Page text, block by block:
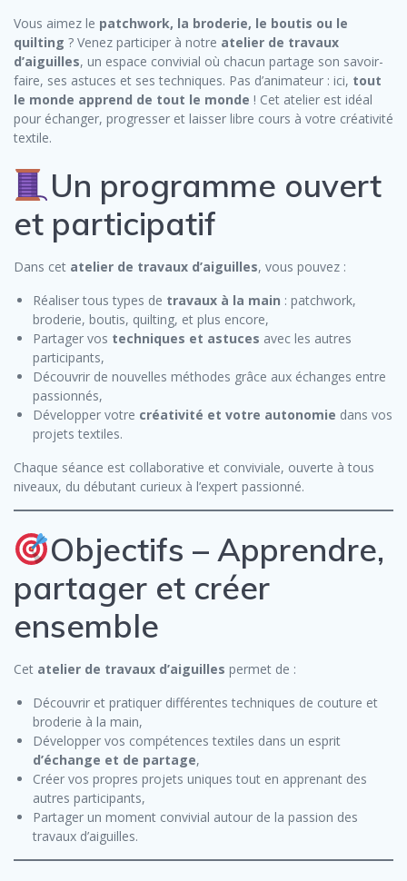
Vous aimez le patchwork, la broderie, le boutis ou le
quilting ? Venez participer à notre atelier de travaux
d’aiguilles, un espace convivial où chacun partage son savoir-
faire, ses astuces et ses techniques. Pas d’animateur : ici, tout
le monde apprend de tout le monde ! Cet atelier est idéal
pour échanger, progresser et laisser libre cours à votre créativité
textile.
Un programme ouvert
et participatif
Dans cet atelier de travaux d’aiguilles, vous pouvez :
Réaliser tous types de travaux à la main : patchwork,
broderie, boutis, quilting, et plus encore,
Partager vos techniques et astuces avec les autres
participants,
Découvrir de nouvelles méthodes grâce aux échanges entre
passionnés,
Développer votre créativité et votre autonomie dans vos
projets textiles.
Chaque séance est collaborative et conviviale, ouverte à tous
niveaux, du débutant curieux à l’expert passionné.
Objectifs – Apprendre,
partager et créer
ensemble
Cet atelier de travaux d’aiguilles permet de :
Découvrir et pratiquer différentes techniques de couture et
broderie à la main,
Développer vos compétences textiles dans un esprit
d’échange et de partage,
Créer vos propres projets uniques tout en apprenant des
autres participants,
Partager un moment convivial autour de la passion des
travaux d’aiguilles.